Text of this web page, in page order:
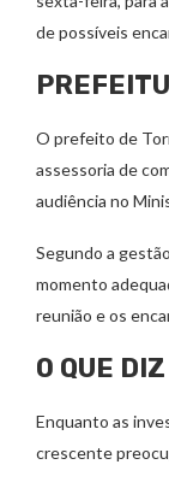
de possíveis
O prefeito de
assessoria de
audiência no
Segundo a
momento
reunião e os
O QUE
Enquanto as
crescente